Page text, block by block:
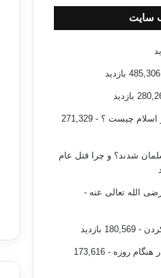
سایت
اسلام چیست ؟
- 271,329
شدند؟ و چرا قتل عام
الله تعالی عنه -
- 180,569 بازدید
هنگام روزه
- 173,616